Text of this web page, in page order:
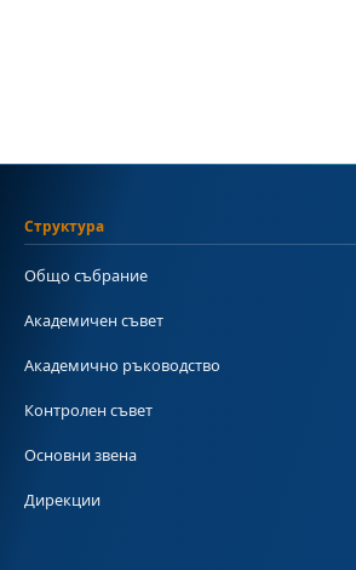
Структура
Общо събрание
Академичен съвет
Академично ръководство
Контролен съвет
Основни звена
Дирекции